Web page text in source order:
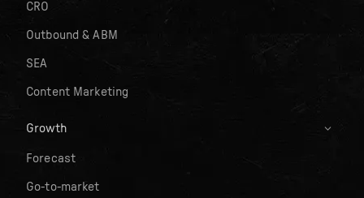
CRO
Outbound & ABM
SEA
Content Marketing
Growth
Forecast
Go-to-market